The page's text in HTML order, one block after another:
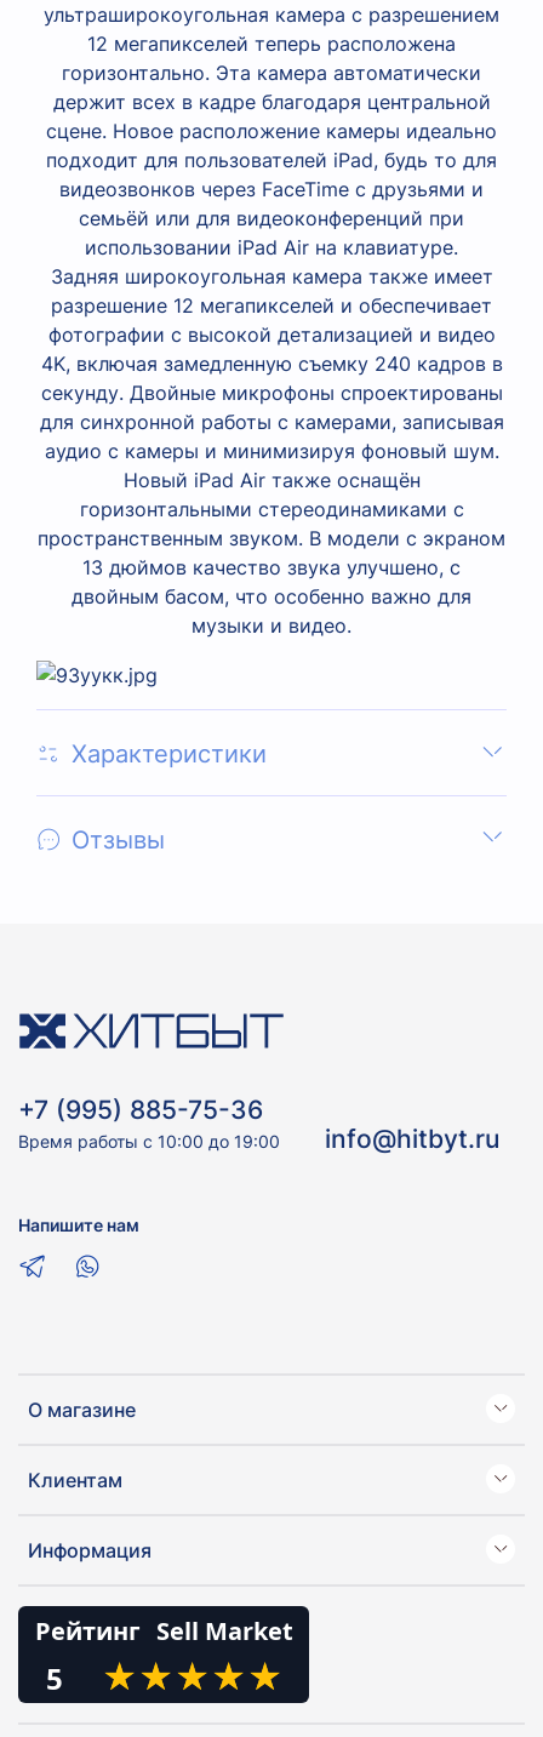
ультраширокоугольная камера с разрешением
12 мегапикселей теперь расположена
горизонтально. Эта камера автоматически
держит всех в кадре благодаря центральной
сцене. Новое расположение камеры идеально
подходит для пользователей iPad, будь то для
видеозвонков через FaceTime с друзьями и
семьёй или для видеоконференций при
использовании iPad Air на клавиатуре.
Задняя широкоугольная камера также имеет
разрешение 12 мегапикселей и обеспечивает
фотографии с высокой детализацией и видео
4K, включая замедленную съемку 240 кадров в
секунду. Двойные микрофоны спроектированы
для синхронной работы с камерами, записывая
аудио с камеры и минимизируя фоновый шум.
Новый iPad Air также оснащён
горизонтальными стереодинамиками с
пространственным звуком. В модели с экраном
13 дюймов качество звука улучшено, с
двойным басом, что особенно важно для
музыки и видео.
Характеристики
Отзывы
О магазине
Клиентам
Информация
Рейтинг Sell Market
5 ★
★★
★★
★★
★★
★
+7 (995) 885-75-36
Время работы с 10:00 до 19:00 info@hitbyt.ru
Напишите нам